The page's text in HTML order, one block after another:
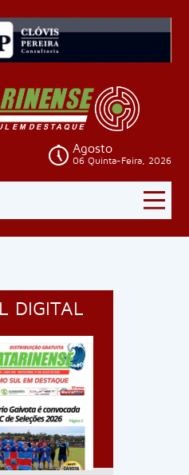
Agosto
06 Quinta-Feira, 2026
DIGITAL